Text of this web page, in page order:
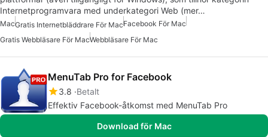
Internetprogramvara med underkategori Web (mer…
MacGratis Internetbläddrare För MacFacebook För Mac
Gratis Webbläsare För MacWebbläsare För Mac
MenuTab Pro for Facebook
3.8 Betalt
Effektiv Facebook-åtkomst med MenuTab Pro
Download för Mac